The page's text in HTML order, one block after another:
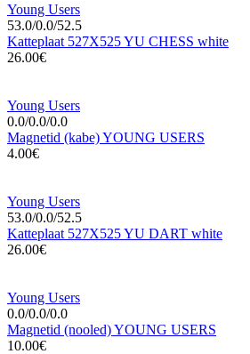
Young Users
53.0/0.0/52.5
Katteplaat 527X525 YU CHESS white
26.00€
Young Users
0.0/0.0/0.0
Magnetid (kabe) YOUNG USERS
4.00€
Young Users
53.0/0.0/52.5
Katteplaat 527X525 YU DART white
26.00€
Young Users
0.0/0.0/0.0
Magnetid (nooled) YOUNG USERS
10.00€